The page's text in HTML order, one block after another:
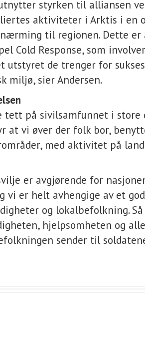
styrken til alliansen
aktiviteter i Arktis i en
til regionen. Dette
Cold Response, som
utstyret de trenger for
miljø, sier Andersen.
tett på sivilsamfunnet i store
at vi øver der folk bor,
med aktivitet på
er avgjørende for
vi er helt avhengige av et
og lokalbefolkning.
hjelpsomheten og
sender til